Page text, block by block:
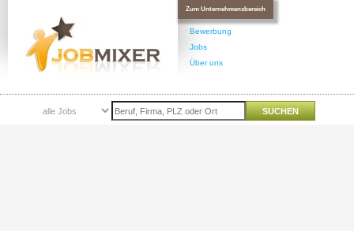
Zum Unternehmensbereich
Bewerbung
Jobs
Über uns